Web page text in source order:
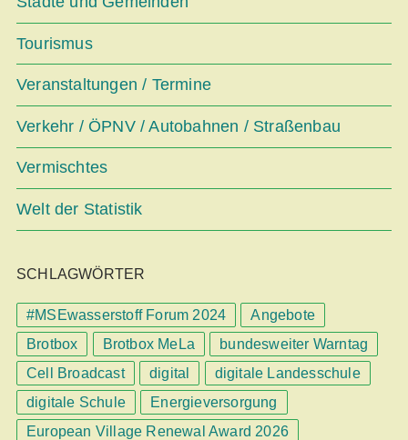
Tourismus
Veranstaltungen / Termine
Verkehr / ÖPNV / Autobahnen / Straßenbau
Vermischtes
Welt der Statistik
SCHLAGWÖRTER
#MSEwasserstoff Forum 2024
Angebote
Brotbox
Brotbox MeLa
bundesweiter Warntag
Cell Broadcast
digital
digitale Landesschule
digitale Schule
Energieversorgung
European Village Renewal Award 2026